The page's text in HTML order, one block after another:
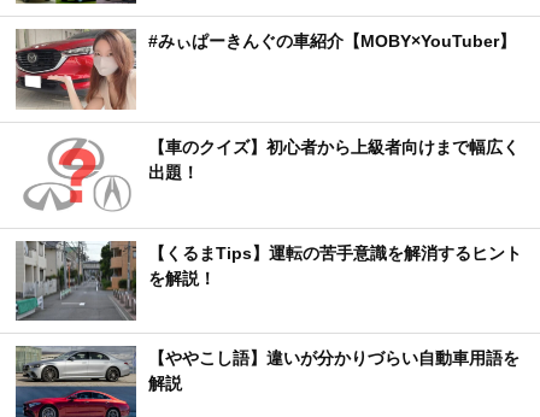
#みぃぱーきんぐの車紹介【MOBY×YouTuber】
【車のクイズ】初心者から上級者向けまで幅広く
出題！
【くるまTips】運転の苦手意識を解消するヒント
を解説！
【ややこし語】違いが分かりづらい自動車用語を
解説